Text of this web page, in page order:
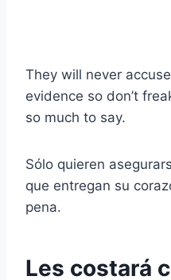
They will never
evidence so don’t
so much to say.
Sólo quieren
que entregan su
pena.
Les costará